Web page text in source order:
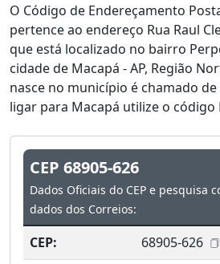
O Código de Endereçamento
pertence ao endereço Rua Raul
que está localizado no bairro
cidade de Macapá - AP, Região
nasce no município é chamado de
ligar para Macapá utilize o código
CEP 68905-626
Dados Oficiais do CEP e pesquisa
dados dos Correios:
CEP:
68905-626